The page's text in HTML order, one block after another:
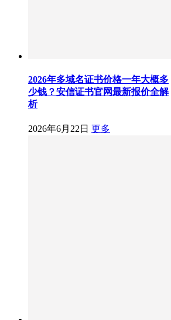
2026年多域名证书价格一年大概多
少钱？安信证书官网最新报价全解
析
2026年6月22日 更多